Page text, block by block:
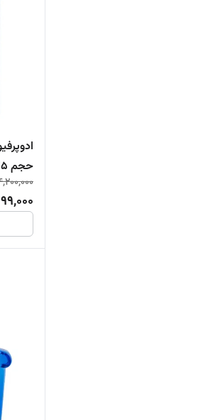
حجم 125 میلی‌لیتر